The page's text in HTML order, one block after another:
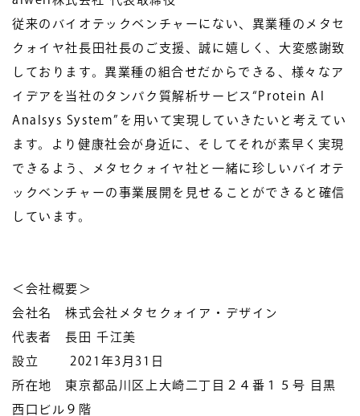
従来のバイオテックベンチャーにない、異業種のメタセ
クォイヤ社長田社長のご支援、誠に嬉しく、大変感謝致
しております。異業種の組合せだからできる、様々なア
イデアを当社のタンパク質解析サービス“Protein AI
Analsys System”を用いて実現していきたいと考えてい
ます。より健康社会が身近に、そしてそれが素早く実現
できるよう、メタセクォイヤ社と一緒に珍しいバイオテ
ックベンチャーの事業展開を見せることができると確信
しています。
＜会社概要＞
会社名 株式会社メタセクォイア・デザイン
代表者 ⻑⽥ 千江美
設立 2021年3月31日
所在地 東京都品川区上⼤崎⼆丁⽬２４番１５号 ⽬⿊
⻄⼝ビル９階